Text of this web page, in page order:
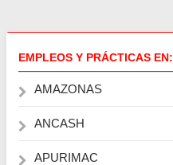
EMPLEOS Y PRÁCTICAS EN:
AMAZONAS
ANCASH
APURIMAC